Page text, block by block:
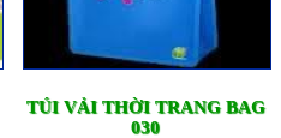
TÚI VẢI THỜI TRANG BAG
030